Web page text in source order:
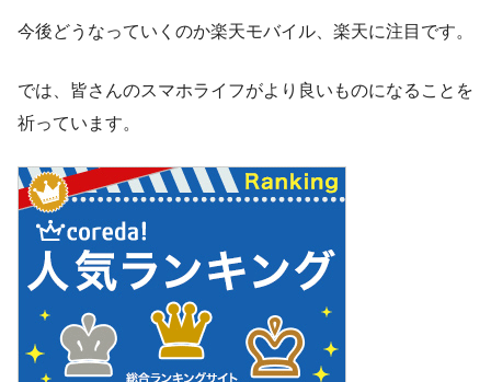
今後どうなっていくのか楽天モバイル、楽天に注目です。
では、皆さんのスマホライフがより良いものになることを
祈っています。